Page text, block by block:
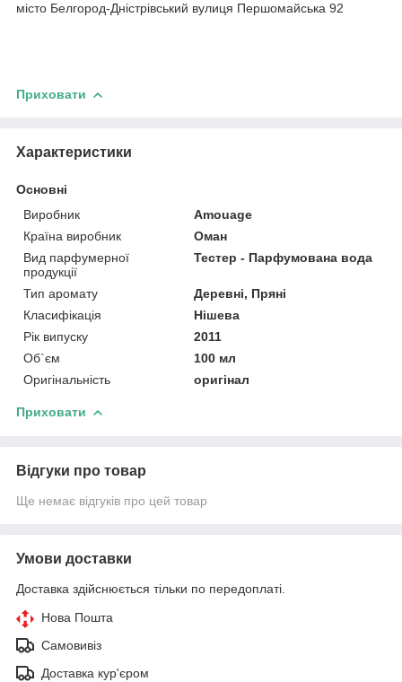
місто Белгород-Дністрівський вулиця Першомайська 92
Приховати
Характеристики
Основні
Виробник
Amouage
Країна виробник
Оман
Вид парфумерної
продукції
Тестер - Парфумована вода
Тип аромату
Деревні, Пряні
Класифікація
Нішева
Рік випуску
2011
Об`єм
100 мл
Оригінальність
оригінал
Приховати
Відгуки про товар
Ще немає відгуків про цей товар
Умови доставки
Доставка здійснюється тільки по передоплаті.
Нова Пошта
Самовивіз
Доставка кур'єром